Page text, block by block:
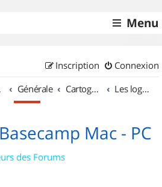
Menu
Connexion
Inscription
Générale Cartographie et GPS Les logiciels
Mac - PC
des Forums